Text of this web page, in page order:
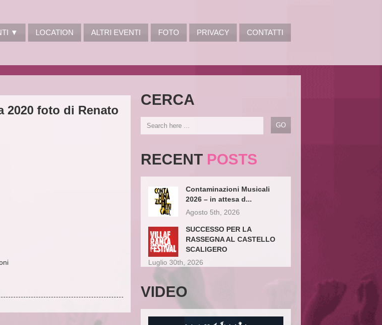
▼ LOCATION ALTRI EVENTI FOTO PRIVACY CONTATTI
CERCA
RECENT POSTS
Contaminazioni Musicali
2026 – in attesa d...
Agosto 5th, 2026
SUCCESSO PER LA
RASSEGNA AL CASTELLO
SCALIGERO
Luglio 30th, 2026
VIDEO
2020 foto di Renato